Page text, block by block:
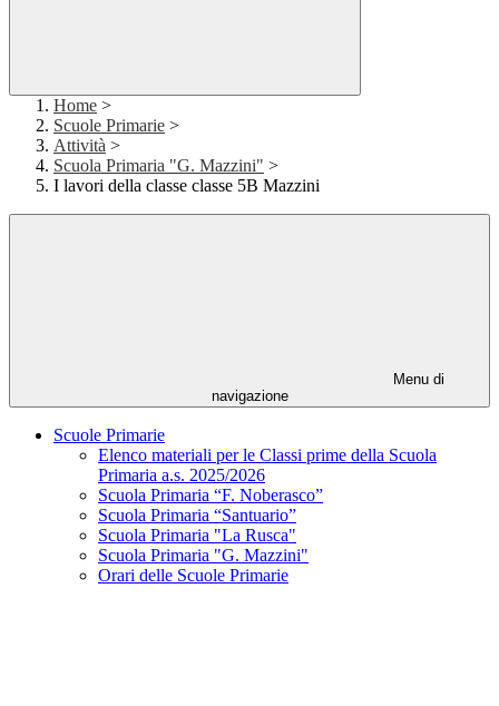
Home >
Scuole Primarie >
Attività >
Scuola Primaria "G. Mazzini" >
I lavori della classe classe 5B Mazzini
Menu di
navigazione
Scuole Primarie
Elenco materiali per le Classi prime della Scuola
Primaria a.s. 2025/2026
Scuola Primaria “F. Noberasco”
Scuola Primaria “Santuario”
Scuola Primaria "La Rusca"
Scuola Primaria "G. Mazzini"
Orari delle Scuole Primarie